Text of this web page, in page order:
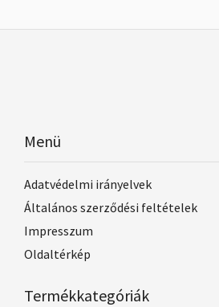
Menü
Adatvédelmi irányelvek
Általános szerződési feltételek
Impresszum
Oldaltérkép
Termékkategóriák